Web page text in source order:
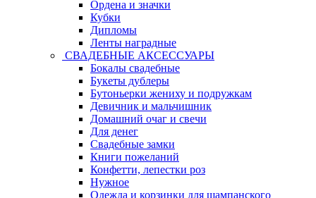
Ордена и значки
Кубки
Дипломы
Ленты наградные
СВАДЕБНЫЕ АКСЕССУАРЫ
Бокалы свадебные
Букеты дублеры
Бутоньерки жениху и подружкам
Девичник и мальчишник
Домашний очаг и свечи
Для денег
Свадебные замки
Книги пожеланий
Конфетти, лепестки роз
Нужное
Одежда и корзинки для шампанского